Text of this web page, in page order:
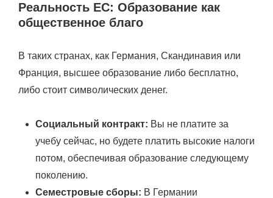
Реальность ЕС: Образование как
общественное благо
В таких странах, как Германия, Скандинавия или
Франция, высшее образование либо бесплатно,
либо стоит символических денег.
Социальный контракт: Вы не платите за
учебу сейчас, но будете платить высокие налоги
потом, обеспечивая образование следующему
поколению.
Семестровые сборы: В Германии